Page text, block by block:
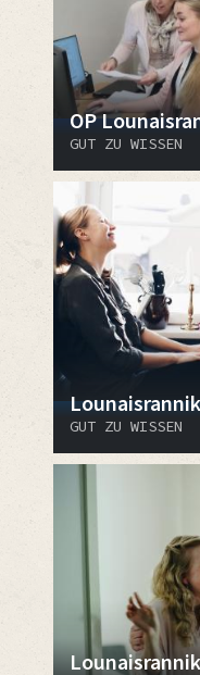
OP
GUT ZU WISSEN
GUT ZU WISSEN